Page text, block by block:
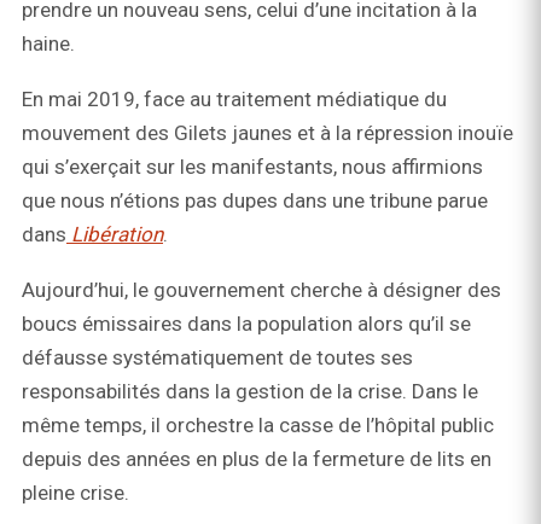
prendre un nouveau sens, celui d’une incitation à la
haine.
En mai 2019, face au traitement médiatique du
mouvement des Gilets jaunes et à la répression inouïe
qui s’exerçait sur les manifestants, nous affirmions
que nous n’étions pas dupes dans une tribune parue
dans Libération.
Aujourd’hui, le gouvernement cherche à désigner des
boucs émissaires dans la population alors qu’il se
défausse systématiquement de toutes ses
responsabilités dans la gestion de la crise. Dans le
même temps, il orchestre la casse de l’hôpital public
depuis des années en plus de la fermeture de lits en
pleine crise.